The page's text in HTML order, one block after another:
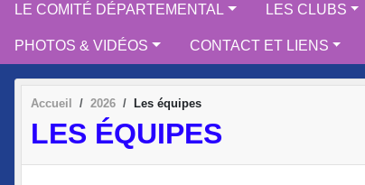
LE COMITÉ DÉPARTEMENTAL LES CLUBS
PHOTOS & VIDÉOS CONTACT ET LIENS
Accueil 2026 Les équipes
LES ÉQUIPES